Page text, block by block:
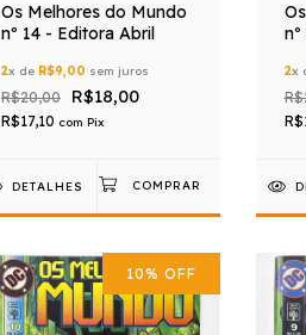
Os Melhores do Mundo
nº 14 - Editora Abril
2x de R$9,00 sem juros
R$20,00 R$18,00
R$17,10 com Pix
DETALHES
2x
10% OFF